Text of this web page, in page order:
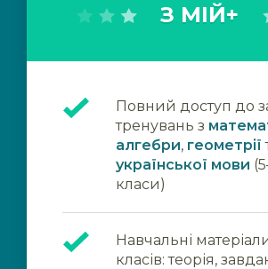
З МІЙ+
Повний доступ до
тренувань з
алгебри, геометрії
української мови
класи)
Навчальні
класів: теорія,